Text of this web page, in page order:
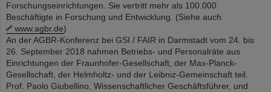
Forschungseinrichtungen. Sie vertritt mehr als 100.000
Beschäftigte in Forschung und Entwicklung. (Siehe auch
www.agbr.de)
An der AGBR-Konferenz bei GSI / FAIR in Darmstadt vom 24. bis
26. September 2018 nahmen Betriebs- und Personalräte aus
Einrichtungen der Fraunhofer-Gesellschaft, der Max-Planck-
Gesellschaft, der Helmholtz- und der Leibniz-Gemeinschaft teil.
Prof. Paolo Giubellino, Wissenschaftlicher Geschäftsführer, und